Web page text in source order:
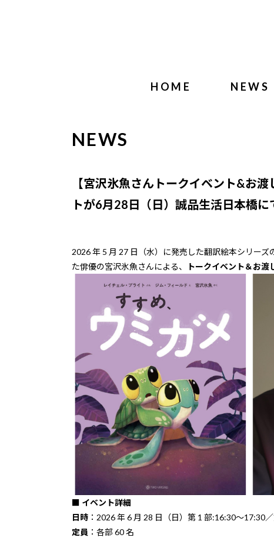
HOME NEWS
NEWS
【宮沢氷魚さんトークイベント&お
トが6月28日（日）誠品生活日本橋に
2026 年 5 月 27 日（水）に発売した翻訳絵本シリーズ
た俳優の宮沢氷魚さんによる、
トークイベント＆お渡
■ イベント詳細
日時 ：2026 年 6 月 28 日（日）第 1 部:16:30～
定員 ：各部 60 名